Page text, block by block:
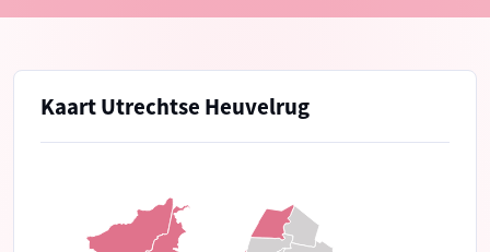
Kaart Utrechtse Heuvelrug